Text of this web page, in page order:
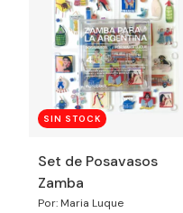
SIN STOCK
Set de Posavasos
Zamba
Por: Maria Luque